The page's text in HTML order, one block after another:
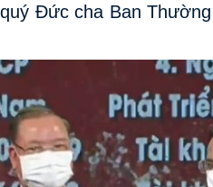
Đức cha Ban